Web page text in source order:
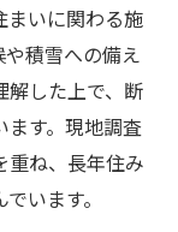
まいに関わる施
積雪への備え
解した上で、断
ます。現地調査
重ね、長年住み
います。